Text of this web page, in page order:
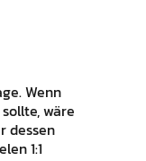
Wenn
wäre
dessen
1:1